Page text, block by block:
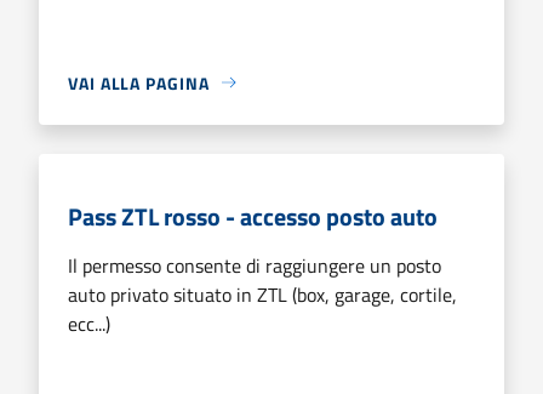
VAI ALLA PAGINA
Pass ZTL rosso - accesso posto auto
Il permesso consente di raggiungere un posto
auto privato situato in ZTL (box, garage, cortile,
ecc...)